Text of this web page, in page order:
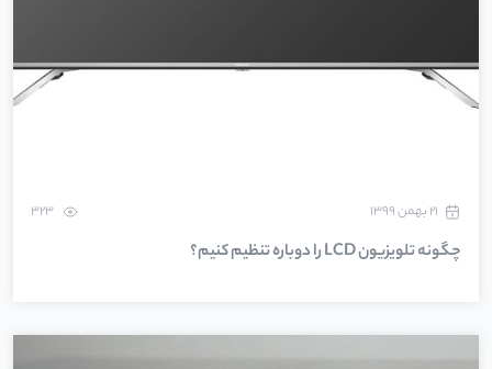
۲۱ بهمن ۱۳۹۹
چگونه تلویزیون LCD را دوباره تنظیم کنیم؟